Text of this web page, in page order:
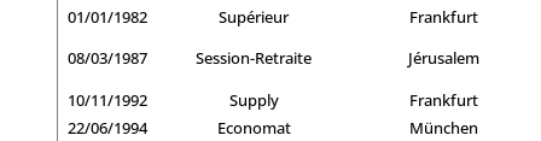
01/01/1982
Supérieur
Frankfurt
08/03/1987
Session-Retraite
Jérusalem
10/11/1992
Supply
Frankfurt
22/06/1994
Economat
München